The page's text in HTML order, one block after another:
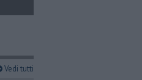
Vedi tutti